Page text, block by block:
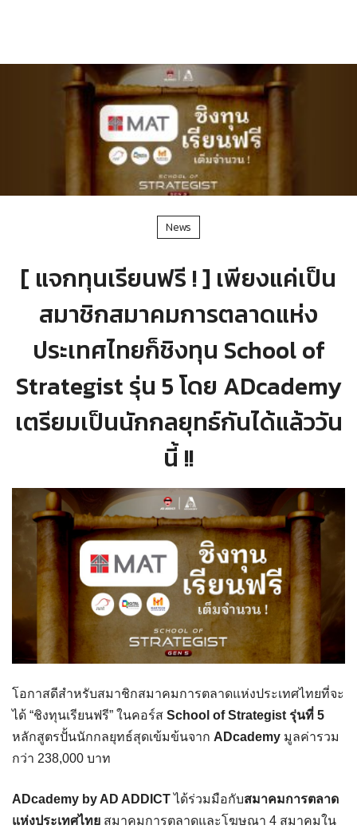
News
[ แจกทุนเรียนฟรี ! ] เพียงแค่เป็น
สมาชิกสมาคมการตลาดแห่ง
ประเทศไทยก็ชิงทุน School of
Strategist รุ่น 5 โดย ADcademy
เตรียมเป็นนักกลยุทธ์กันได้แล้ววัน
นี้ !!
โอกาสดีสำหรับสมาชิกสมาคมการตลาดแห่งประเทศไทยที่จะ
ได้ “ชิงทุนเรียนฟรี” ในคอร์ส School of Strategist รุ่นที่ 5
หลักสูตรปั้นนักกลยุทธ์สุดเข้มข้นจาก ADcademy มูลค่ารวม
กว่า 238,000 บาท
ADcademy by AD ADDICTได้ร่วมมือกับสมาคมการตลาด
แห่งประเทศไทย สมาคมการตลาดและโฆษณา 4 สมาคมใน